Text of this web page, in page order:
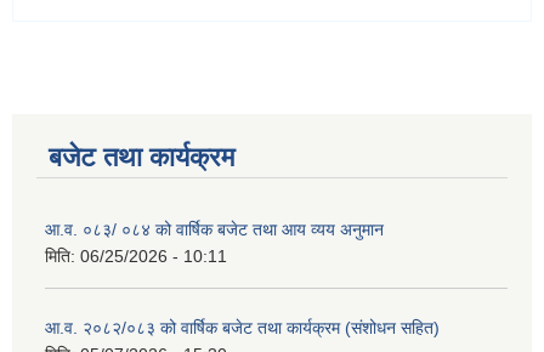
बजेट तथा कार्यक्रम
आ.व. ०८३/ ०८४ को वार्षिक बजेट तथा आय व्यय अनुमान
मिति: 06/25/2026 - 10:11
आ.व. २०८२/०८३ को वार्षिक बजेट तथा कार्यक्रम (संशोधन सहित)